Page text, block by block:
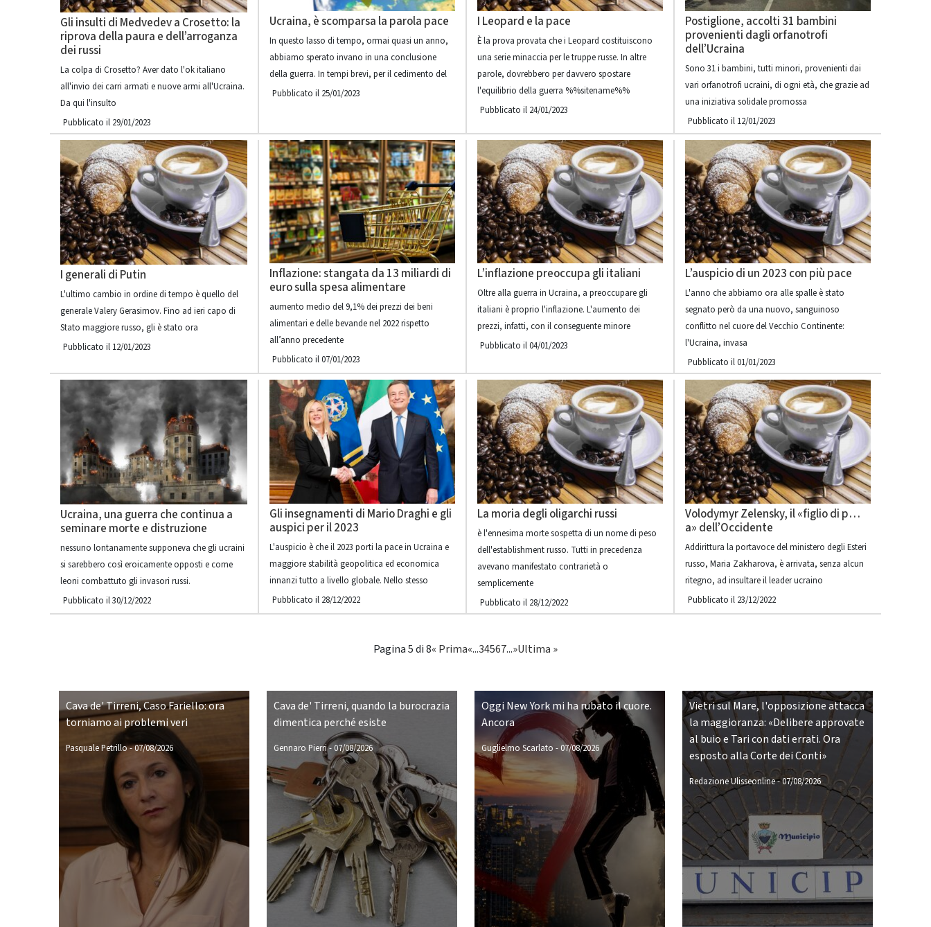
Gli insulti di Medvedev a Crosetto: la
riprova della paura e dell’arroganza
dei russi
La colpa di Crosetto? Aver dato l'ok italiano
all'invio dei carri armati e nuove armi all'Ucraina.
Da qui l'insulto
Pubblicato il 29/01/2023
Ucraina, è scomparsa la parola pace
In questo lasso di tempo, ormai quasi un anno,
abbiamo sperato invano in una conclusione
della guerra. In tempi brevi, per il cedimento del
Pubblicato il 25/01/2023
I Leopard e la pace
È la prova provata che i Leopard costituiscono
una serie minaccia per le truppe russe. In altre
parole, dovrebbero per davvero spostare
l'equilibrio della guerra %%sitename%%
Pubblicato il 24/01/2023
Postiglione, accolti 31 bambini
provenienti dagli orfanotrofi
dell’Ucraina
Sono 31 i bambini, tutti minori, provenienti dai
vari orfanotrofi ucraini, di ogni età, che grazie ad
una iniziativa solidale promossa
Pubblicato il 12/01/2023
I generali di Putin
L'ultimo cambio in ordine di tempo è quello del
generale Valery Gerasimov. Fino ad ieri capo di
Stato maggiore russo, gli è stato ora
Pubblicato il 12/01/2023
Inflazione: stangata da 13 miliardi di
euro sulla spesa alimentare
aumento medio del 9,1% dei prezzi dei beni
alimentari e delle bevande nel 2022 rispetto
all’anno precedente
Pubblicato il 07/01/2023
L’inflazione preoccupa gli italiani
Oltre alla guerra in Ucraina, a preoccupare gli
italiani è proprio l'inflazione. L'aumento dei
prezzi, infatti, con il conseguente minore
Pubblicato il 04/01/2023
L’auspicio di un 2023 con più pace
L'anno che abbiamo ora alle spalle è stato
segnato però da una nuovo, sanguinoso
conflitto nel cuore del Vecchio Continente:
l'Ucraina, invasa
Pubblicato il 01/01/2023
Ucraina, una guerra che continua a
seminare morte e distruzione
nessuno lontanamente supponeva che gli ucraini
si sarebbero così eroicamente opposti e come
leoni combattuto gli invasori russi.
Pubblicato il 30/12/2022
Gli insegnamenti di Mario Draghi e gli
auspici per il 2023
L'auspicio è che il 2023 porti la pace in Ucraina e
maggiore stabilità geopolitica ed economica
innanzi tutto a livello globale. Nello stesso
Pubblicato il 28/12/2022
La moria degli oligarchi russi
è l'ennesima morte sospetta di un nome di peso
dell'establishment russo. Tutti in precedenza
avevano manifestato contrarietà o
semplicemente
Pubblicato il 28/12/2022
Volodymyr Zelensky, il «figlio di p…
a» dell’Occidente
Addirittura la portavoce del ministero degli Esteri
russo, Maria Zakharova, è arrivata, senza alcun
ritegno, ad insultare il leader ucraino
Pubblicato il 23/12/2022
Pagina 5 di 8« Prima«...34567...»Ultima »
Cava de' Tirreni, Caso Fariello: ora
torniamo ai problemi veri
Pasquale Petrillo-07/08/2026
Cava de' Tirreni, quando la burocrazia
dimentica perché esiste
Gennaro Pierri- 07/08/2026
Oggi New York mi ha rubato il cuore.
Ancora
Guglielmo Scarlato -07/08/2026
Vietri sul Mare, l'opposizione attacca
la maggioranza: «Delibere approvate
al buio e Tari con dati errati. Ora
esposto alla Corte dei Conti»
Redazione Ulisseonline-07/08/2026